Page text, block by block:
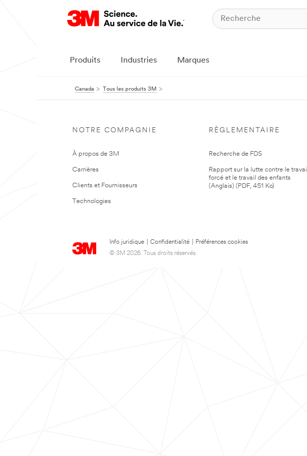
Produits Industries Marques
Canada Tous les produits 3M
NOTRE COMPAGNIE
À propos de 3M
Carrières
Clients et Fournisseurs
Technologies
RÈGLEMENTAIRE
Recherche de FDS
Rapport sur la lutte contre le travail
forcé et le travail des enfants
(Anglais) (PDF, 451 Ko)
Info juridique Confidentialité
Préférences cookies
© 3M 2026. Tous droits réservés.